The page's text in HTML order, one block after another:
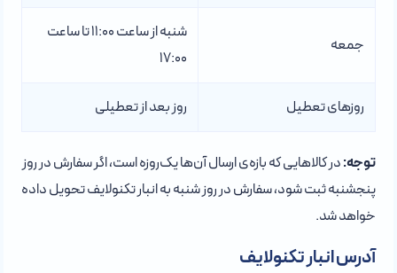
جمعه
شنبه از ساعت 11:00 تا ساعت
17:00
روزهای تعطیل روز بعد از تعطیلی
توجه:در کالاهایی که بازه‌ی ارسال آن‌ها یک‌روزه است، اگر سفارش در روز
پنجشنبه ثبت شود، سفارش در روز شنبه به انبار تکنولایف تحویل داده
خواهد شد.
آدرس انبار تکنولایف